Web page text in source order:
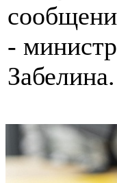
-
Забелина.